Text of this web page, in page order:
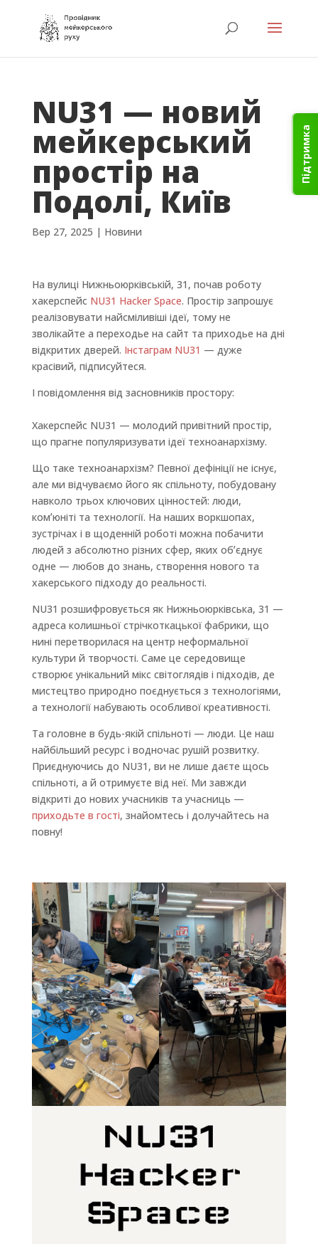
Підтримка
NU31 — новий
мейкерський
простір на
Подолі, Київ
Вер 27, 2025 | Новини
На вулиці Нижньоюрківській, 31, почав роботу
хакерспейс NU31 Hacker Space. Простір запрошує
реалізовувати найсміливіші ідеї, тому не
зволікайте а переходье на сайт та приходье на дні
відкритих дверей. Інстаграм NU31 — дуже
красівий, підписуйтеся.
І повідомлення від засновників простору:
Хакерспейс NU31 — молодий привітний простір,
що прагне популяризувати ідеї техноанархізму.
Що таке техноанархізм? Певної дефініції не існує,
але ми відчуваємо його як спільноту, побудовану
навколо трьох ключових цінностей: люди,
комʼюніті та технології. На наших воркшопах,
зустрічах і в щоденній роботі можна побачити
людей з абсолютно різних сфер, яких обʼєднує
одне — любов до знань, створення нового та
хакерського підходу до реальності.
NU31 розшифровується як Нижньоюрківська, 31 —
адреса колишньої стрічкоткацької фабрики, що
нині перетворилася на центр неформальної
культури й творчості. Саме це середовище
створює унікальний мікс світоглядів і підходів, де
мистецтво природно поєднується з технологіями,
а технології набувають особливої креативності.
Та головне в будь-якій спільноті — люди. Це наш
найбільший ресурс і водночас рушій розвитку.
Приєднуючись до NU31, ви не лише даєте щось
спільноті, а й отримуєте від неї. Ми завжди
відкриті до нових учасників та учасниць —
приходьте в гості, знайомтесь і долучайтесь на
повну!